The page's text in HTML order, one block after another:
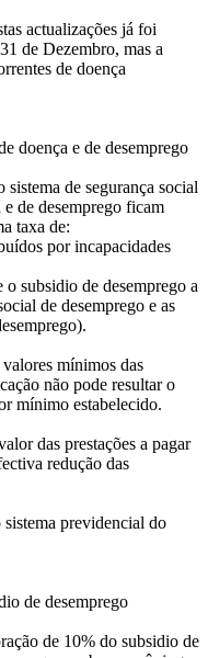
actualizações já foi
de Dezembro, mas a
de doença
doença e de desemprego
de segurança social
de desemprego ficam
taxa de:
por incapacidades
subsidio de desemprego a
de desemprego e as
mínimos das
não pode resultar o
mínimo estabelecido.
das prestações a pagar
redução das
sistema previdencial do
de desemprego
de 10% do subsidio de